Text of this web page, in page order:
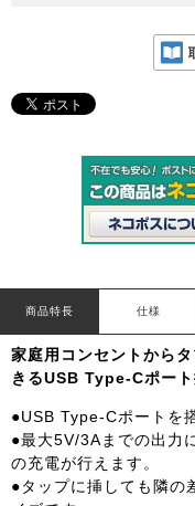
商品特長 仕様
家庭用コンセントから
きるUSB Type-Cポート
●USB Type-Cポートを
●最大5V/3Aまでの出力
の充電が行えます。
●タップに挿しても隣の